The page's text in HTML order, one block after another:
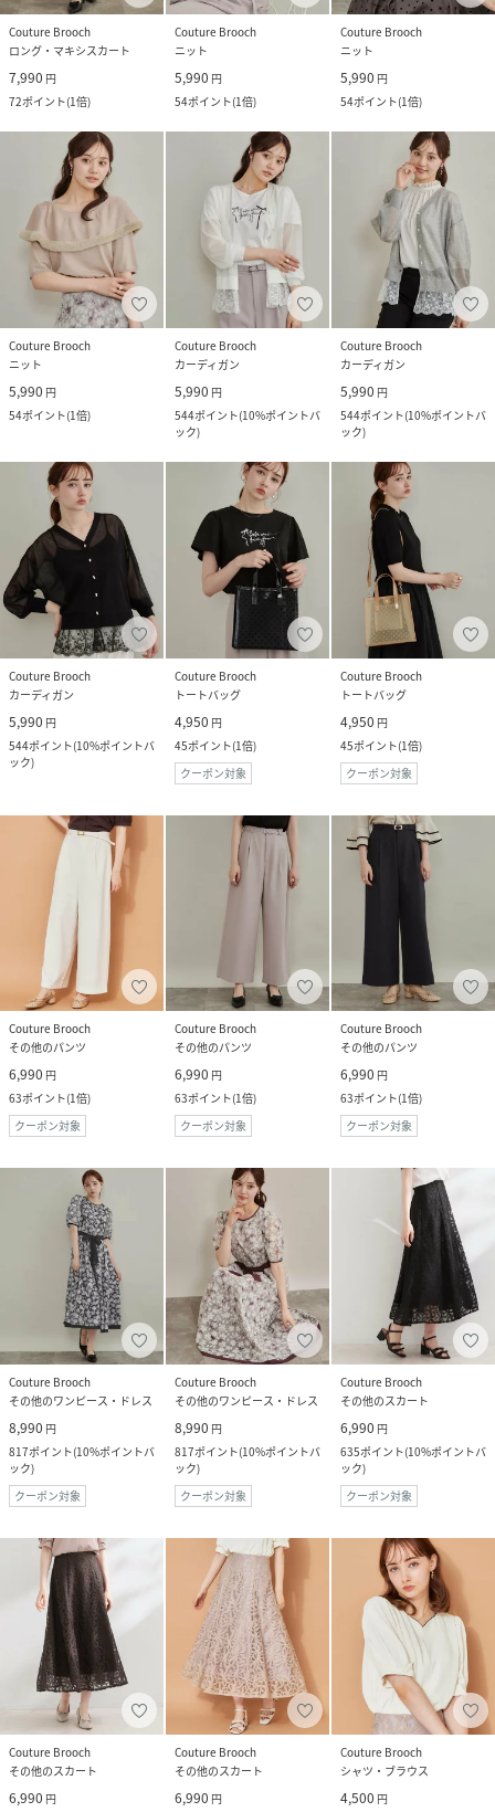
Couture Brooch
ロング・マキシスカート
7,990 円
72ポイント(1倍)
Couture Brooch
ニット
5,990 円
54ポイント(1倍)
Couture Brooch
ニット
5,990 円
54ポイント(1倍)
Couture Brooch
ニット
5,990 円
54ポイント(1倍)
Couture Brooch
カーディガン
5,990 円
544ポイント(10%ポイントバ
ック)
Couture Brooch
カーディガン
5,990 円
544ポイント(10%ポイントバ
ック)
Couture Brooch
カーディガン
5,990 円
544ポイント(10%ポイントバ
ック)
Couture Brooch
トートバッグ
4,950 円
45ポイント(1倍)
クーポン対象
Couture Brooch
トートバッグ
4,950 円
45ポイント(1倍)
クーポン対象
Couture Brooch
その他のパンツ
6,990 円
63ポイント(1倍)
クーポン対象
Couture Brooch
その他のパンツ
6,990 円
63ポイント(1倍)
クーポン対象
Couture Brooch
その他のパンツ
6,990 円
63ポイント(1倍)
クーポン対象
Couture Brooch
その他のワンピース・ドレス
8,990 円
817ポイント(10%ポイントバ
ック)
クーポン対象
Couture Brooch
その他のワンピース・ドレス
8,990 円
817ポイント(10%ポイントバ
ック)
クーポン対象
Couture Brooch
その他のスカート
6,990 円
635ポイント(10%ポイントバ
ック)
クーポン対象
Couture Brooch
その他のスカート
6,990 円
Couture Brooch
その他のスカート
6,990 円
Couture Brooch
シャツ・ブラウス
4,500 円